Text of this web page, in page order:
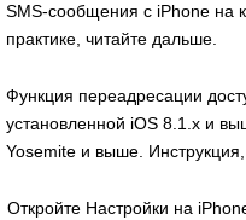
SMS-сообщения с iPhone на
практике, читайте дальше.
Функция переадресации
установленной iOS 8.1.x и
Yosemite и выше. Инструкция,
Откройте Настройки на